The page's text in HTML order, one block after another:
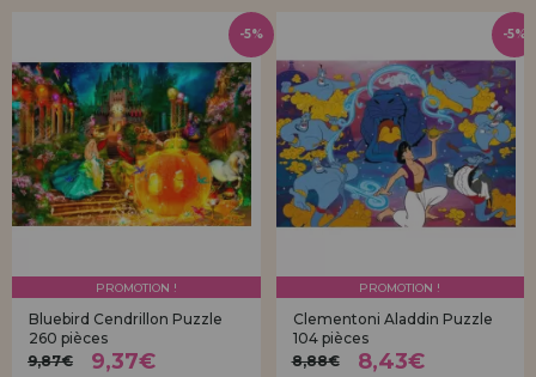
PROMOTION !
Bluebird Cendrillon Puzzle
260 pièces
9,87€
9,37€
-5%
PROMOTION !
Clementoni Aladdin Puzzle
104 pièces
8,88€
8,43€
-5%